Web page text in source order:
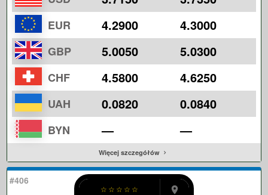
EUR 4.2900 4.3000
GBP 5.0050 5.0300
CHF 4.5800 4.6250
UAH 0.0820 0.0840
BYN — —
Więcej szczegółów
#406
☆
☆
☆
☆
☆